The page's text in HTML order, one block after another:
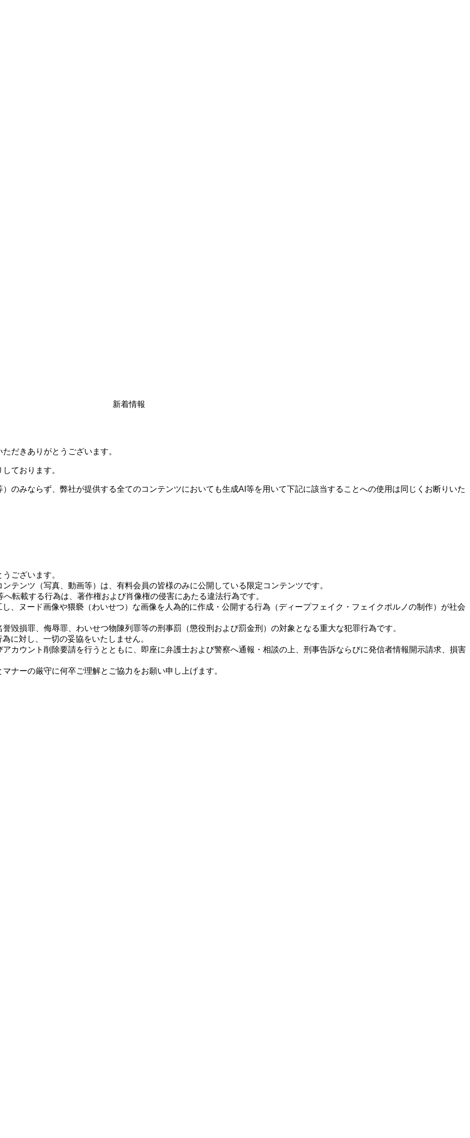
新着情報
だきありがとうございます。
ております。
のみならず、弊社が提供する全てのコンテンツにおいても生成AI等を用いて下記に該当することへの使用は同じくお断りいた
ございます。
テンツ（写真、動画等）は、有料会員の皆様のみに公開している限定コンテンツです。
転載する行為は、著作権および肖像権の侵害にあたる違法行為です。
、ヌード画像や猥褻（わいせつ）な画像を人為的に作成・公開する行為（ディープフェイク・フェイクポルノの制作）が社会
毀損罪、侮辱罪、わいせつ物陳列罪等の刑事罰（懲役刑および罰金刑）の対象となる重大な犯罪行為です。
に対し、一切の妥協をいたしません。
カウント削除要請を行うとともに、即座に弁護士および警察へ通報・相談の上、刑事告訴ならびに発信者情報開示請求、損害
ナーの厳守に何卒ご理解とご協力をお願い申し上げます。